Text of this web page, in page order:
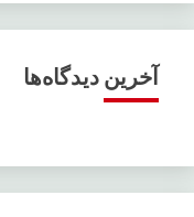
آخرین دیدگاه‌ها